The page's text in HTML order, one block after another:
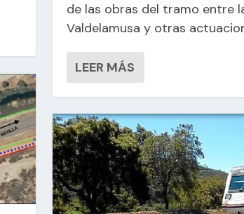
de las obras del tramo entre
Valdelamusa y otras
LEER MÁS